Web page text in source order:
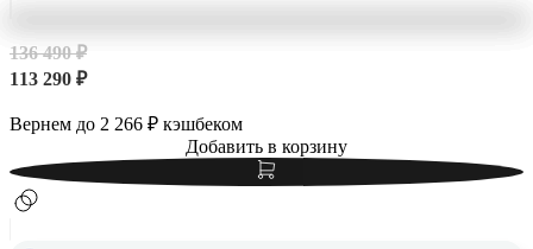
136 490 ₽
113 290 ₽
Вернем до 2 266 ₽ кэшбеком
Добавить в корзину